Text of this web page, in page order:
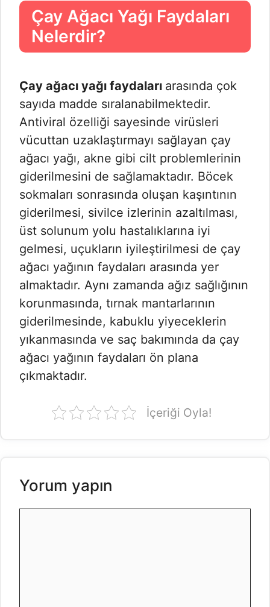
Çay Ağacı Yağı Faydaları
Nelerdir?
Çay ağacı yağı faydaları arasında çok
sayıda madde sıralanabilmektedir.
Antiviral özelliği sayesinde virüsleri
vücuttan uzaklaştırmayı sağlayan çay
ağacı yağı, akne gibi cilt problemlerinin
giderilmesini de sağlamaktadır. Böcek
sokmaları sonrasında oluşan kaşıntının
giderilmesi, sivilce izlerinin azaltılması,
üst solunum yolu hastalıklarına iyi
gelmesi, uçukların iyileştirilmesi de çay
ağacı yağının faydaları arasında yer
almaktadır. Aynı zamanda ağız sağlığının
korunmasında, tırnak mantarlarının
giderilmesinde, kabuklu yiyeceklerin
yıkanmasında ve saç bakımında da çay
ağacı yağının faydaları ön plana
çıkmaktadır.
İçeriği Oyla!
Yorum yapın